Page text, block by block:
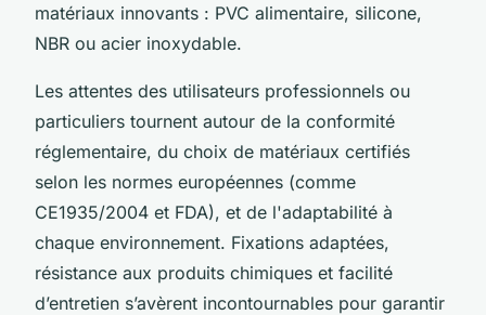
matériaux innovants : PVC alimentaire, silicone,
NBR ou acier inoxydable.
Les attentes des utilisateurs professionnels ou
particuliers tournent autour de la conformité
réglementaire, du choix de matériaux certifiés
selon les normes européennes (comme
CE1935/2004 et FDA), et de l'adaptabilité à
chaque environnement. Fixations adaptées,
résistance aux produits chimiques et facilité
d’entretien s’avèrent incontournables pour garantir